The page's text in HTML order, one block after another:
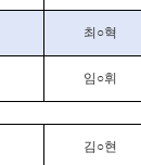
최 ○혁
임 ○휘
김 ○현